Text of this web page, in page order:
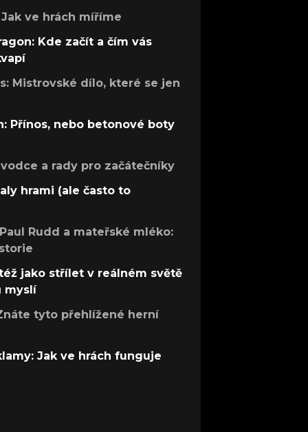
ve hrách míříme
Kde začít a čím vás
Mistrovské dílo, které se jen
Přínos, nebo betonové boty
a rady pro začátečníky
hrami (ale často to
Rudd a mateřské mléko:
jako střílet v reálném světě
myslí
tyto přehlížené herní
Jak ve hrách funguje